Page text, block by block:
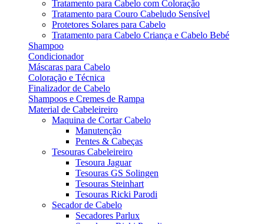
Tratamento para Cabelo com Coloração
Tratamento para Couro Cabeludo Sensível
Protetores Solares para Cabelo
Tratamento para Cabelo Criança e Cabelo Bebé
Shampoo
Condicionador
Máscaras para Cabelo
Coloração e Técnica
Finalizador de Cabelo
Shampoos e Cremes de Rampa
Material de Cabeleireiro
Maquina de Cortar Cabelo
Manutenção
Pentes & Cabeças
Tesouras Cabeleireiro
Tesoura Jaguar
Tesouras GS Solingen
Tesouras Steinhart
Tesouras Ricki Parodi
Secador de Cabelo
Secadores Parlux